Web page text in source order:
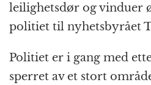
leilighetsdør og vinduer
politiet til nyhetsbyrået
Politiet er i gang med
sperret av et stort